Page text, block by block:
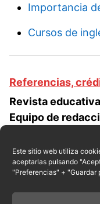
Este sitio web utiliza
aceptarlas pulsando
"Preferencias" + "Guardar
Importancia
Cursos de
Referencias,
Revista
Equipo de
Raul E.
2026, desde el
https://
organizada.html